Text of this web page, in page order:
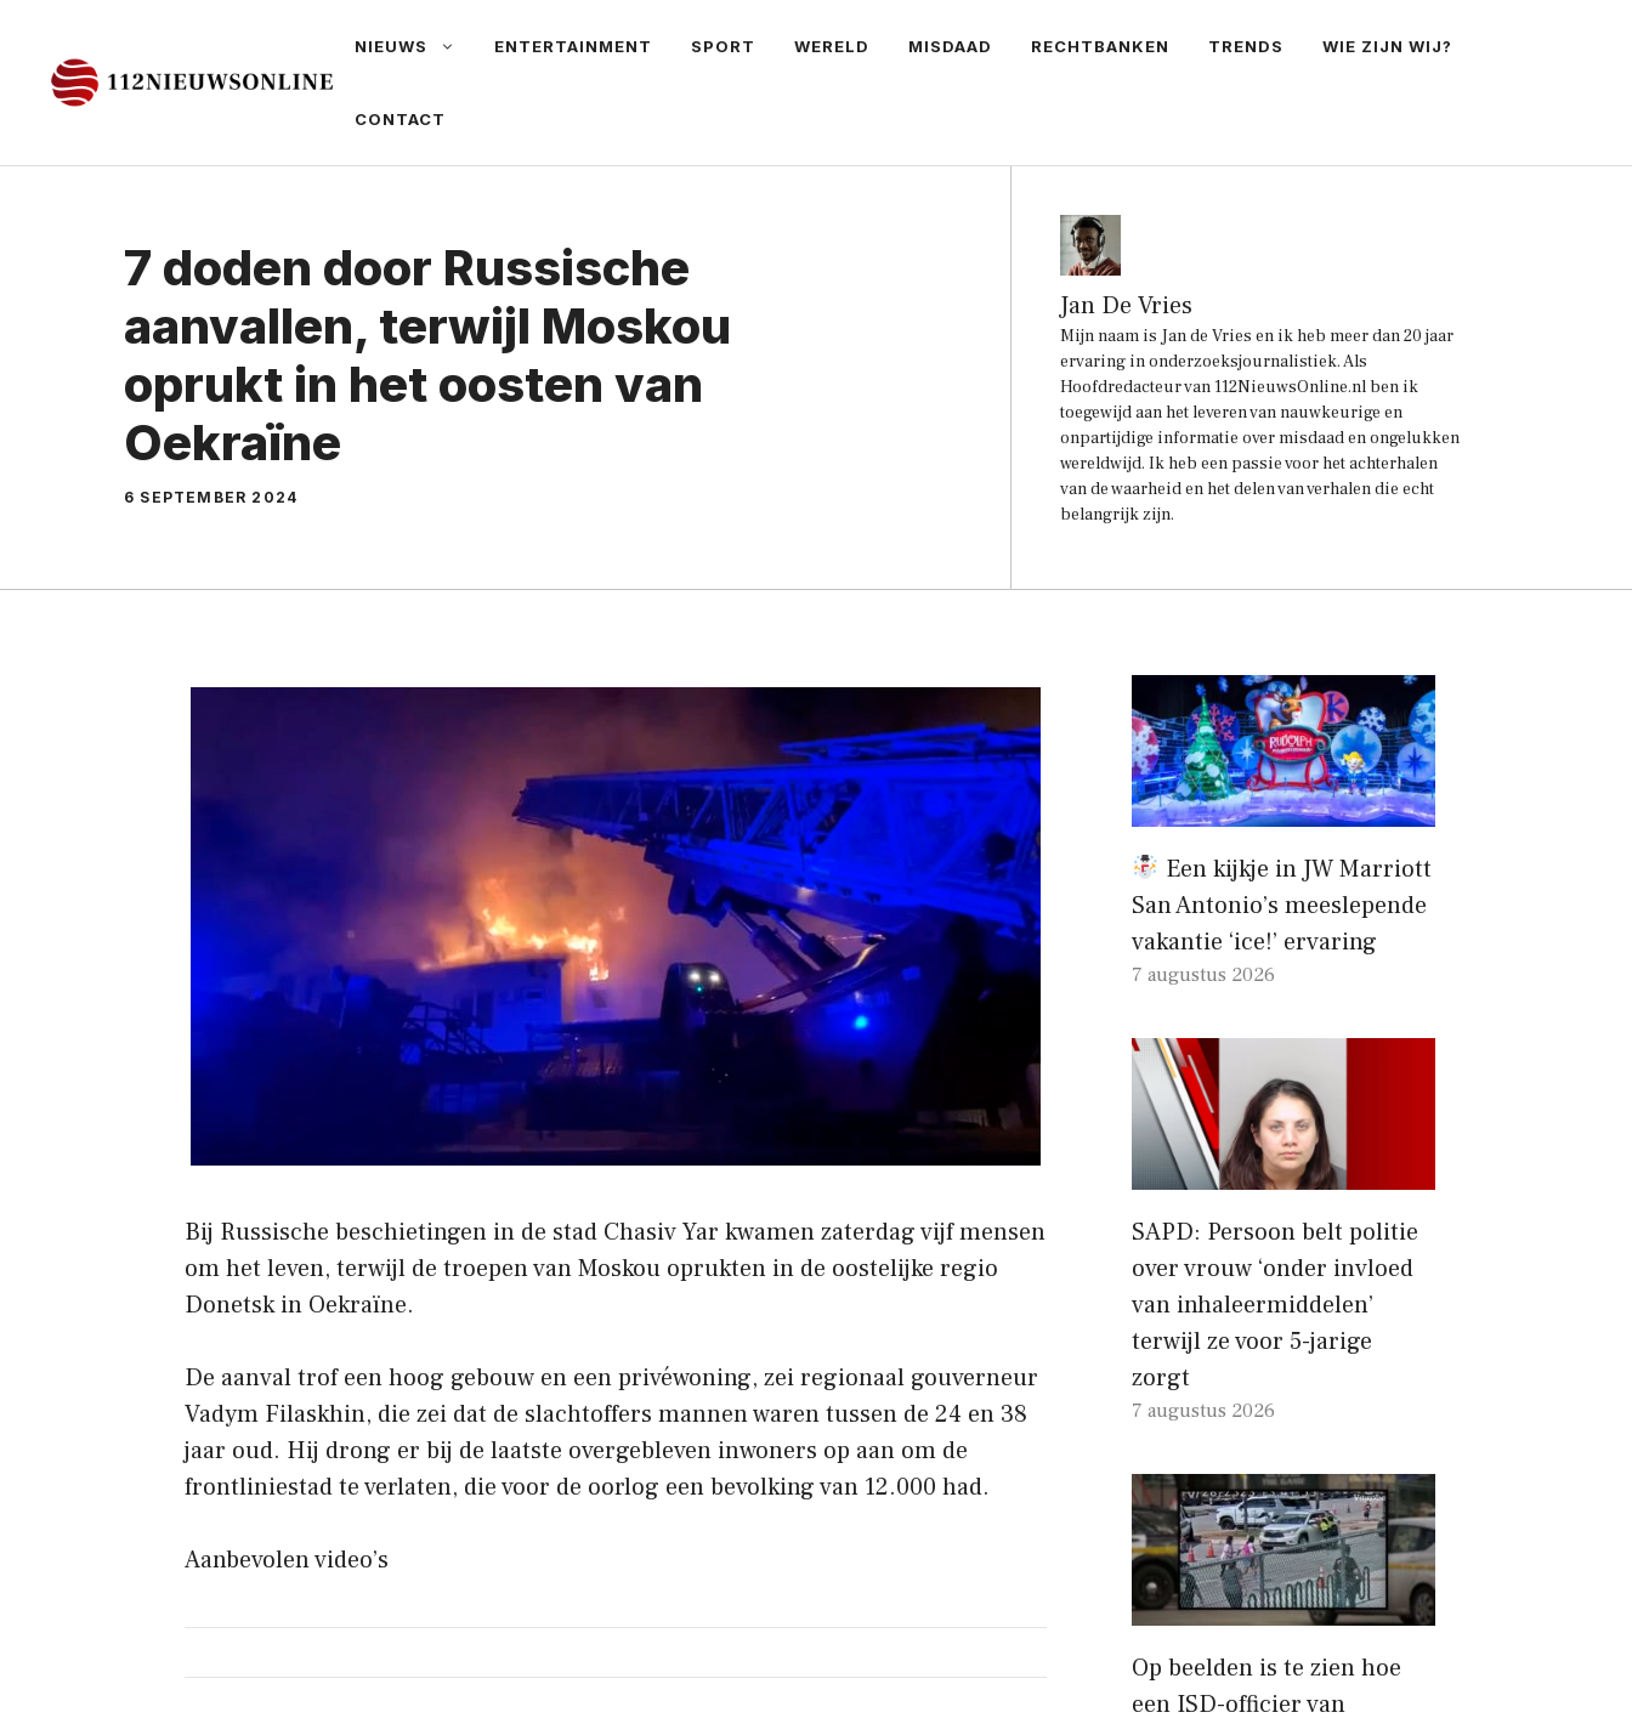
NIEUWS ENTERTAINMENT SPORT WERELD MISDAAD RECHTBANKEN TRENDS WIE ZIJN WIJ?
CONTACT
7 doden door Russische
aanvallen, terwijl Moskou
oprukt in het oosten van
Oekraïne
6 SEPTEMBER 2024
Jan De Vries
Mijn naam is Jan de Vries en ik heb meer dan 20 jaar
ervaring in onderzoeksjournalistiek. Als
Hoofdredacteur van 112NieuwsOnline.nl ben ik
toegewijd aan het leveren van nauwkeurige en
onpartijdige informatie over misdaad en ongelukken
wereldwijd. Ik heb een passie voor het achterhalen
van de waarheid en het delen van verhalen die echt
belangrijk zijn.
Bij Russische beschietingen in de stad Chasiv Yar kwamen zaterdag vijf mensen
om het leven, terwijl de troepen van Moskou oprukten in de oostelijke regio
Donetsk in Oekraïne.
De aanval trof een hoog gebouw en een privéwoning, zei regionaal gouverneur
Vadym Filaskhin, die zei dat de slachtoffers mannen waren tussen de 24 en 38
jaar oud. Hij drong er bij de laatste overgebleven inwoners op aan om de
frontliniestad te verlaten, die voor de oorlog een bevolking van 12.000 had.
Aanbevolen video’s
Een kijkje in JW Marriott
San Antonio’s meeslepende
vakantie ‘ice!’ ervaring
7 augustus 2026
SAPD: Persoon belt politie
over vrouw ‘onder invloed
van inhaleermiddelen’
terwijl ze voor 5-jarige
zorgt
7 augustus 2026
Op beelden is te zien hoe
een ISD-officier van